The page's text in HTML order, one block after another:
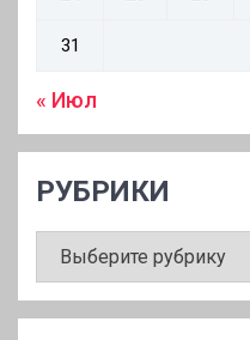
31
« Июл
РУБРИКИ